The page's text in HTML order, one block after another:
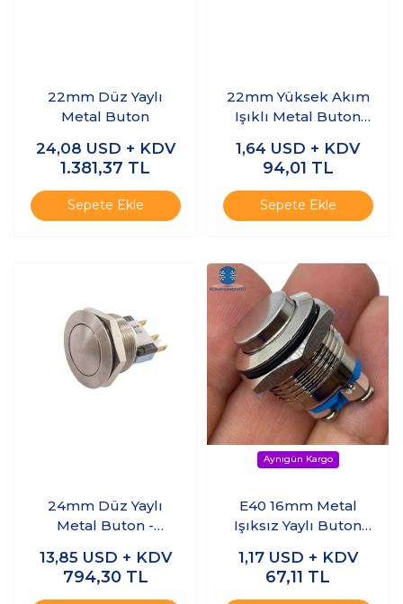
22mm Düz Yaylı
Metal Buton
24,08 USD + KDV
1.381,37 TL
Sepete Ekle
22mm Yüksek Akım
Işıklı Metal Buton
1,64 USD + KDV
94,01 TL
Sepete Ekle
24mm Düz Yaylı
Metal Buton -
13,85 USD + KDV
794,30 TL
E40 16mm Metal
Işıksız Yaylı Buton
1,17 USD + KDV
67,11 TL